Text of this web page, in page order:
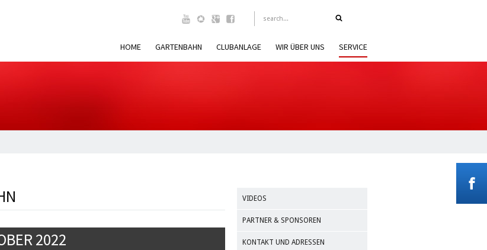
HOME GARTENBAHN CLUBANLAGE WIR ÜBER UNS SERVICE
2022
VIDEOS
PARTNER & SPONSOREN
KONTAKT UND ADRESSEN